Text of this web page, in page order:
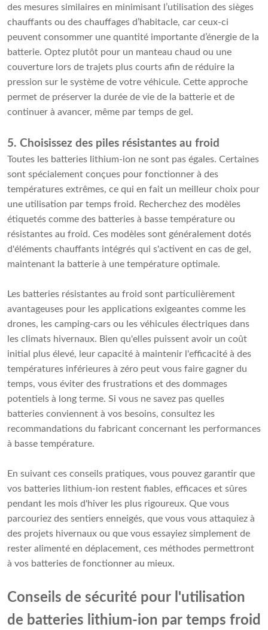
des mesures similaires en minimisant l’utilisation des sièges
chauffants ou des chauffages d’habitacle, car ceux-ci
peuvent consommer une quantité importante d’énergie de la
batterie. Optez plutôt pour un manteau chaud ou une
couverture lors de trajets plus courts afin de réduire la
pression sur le système de votre véhicule. Cette approche
permet de préserver la durée de vie de la batterie et de
continuer à avancer, même par temps de gel.
5. Choisissez des piles résistantes au froid
Toutes les batteries lithium-ion ne sont pas égales. Certaines
sont spécialement conçues pour fonctionner à des
températures extrêmes, ce qui en fait un meilleur choix pour
une utilisation par temps froid. Recherchez des modèles
étiquetés comme des batteries à basse température ou
résistantes au froid. Ces modèles sont généralement dotés
d'éléments chauffants intégrés qui s'activent en cas de gel,
maintenant la batterie à une température optimale.
Les batteries résistantes au froid sont particulièrement
avantageuses pour les applications exigeantes comme les
drones, les camping-cars ou les véhicules électriques dans
les climats hivernaux. Bien qu'elles puissent avoir un coût
initial plus élevé, leur capacité à maintenir l'efficacité à des
températures inférieures à zéro peut vous faire gagner du
temps, vous éviter des frustrations et des dommages
potentiels à long terme. Si vous ne savez pas quelles
batteries conviennent à vos besoins, consultez les
recommandations du fabricant concernant les performances
à basse température.
En suivant ces conseils pratiques, vous pouvez garantir que
vos batteries lithium-ion restent fiables, efficaces et sûres
pendant les mois d'hiver les plus rigoureux. Que vous
parcouriez des sentiers enneigés, que vous vous attaquiez à
des projets hivernaux ou que vous essayiez simplement de
rester alimenté en déplacement, ces méthodes permettront
à vos batteries de fonctionner au mieux.
Conseils de sécurité pour l'utilisation
de batteries lithium-ion par temps froid